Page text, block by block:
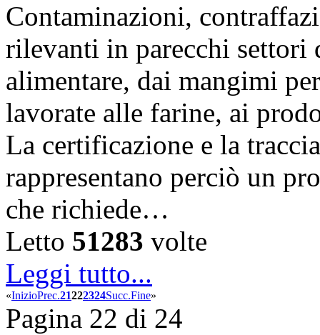
Contaminazioni,
rilevanti in parecchi settori
alimentare, dai mangimi
lavorate alle farine, ai
La certificazione e la
rappresentano perciò un
che richiede…
Letto 51283 volte
Leggi tutto...
«InizioPrec.21222324Succ.Fine»
Pagina 22 di 24